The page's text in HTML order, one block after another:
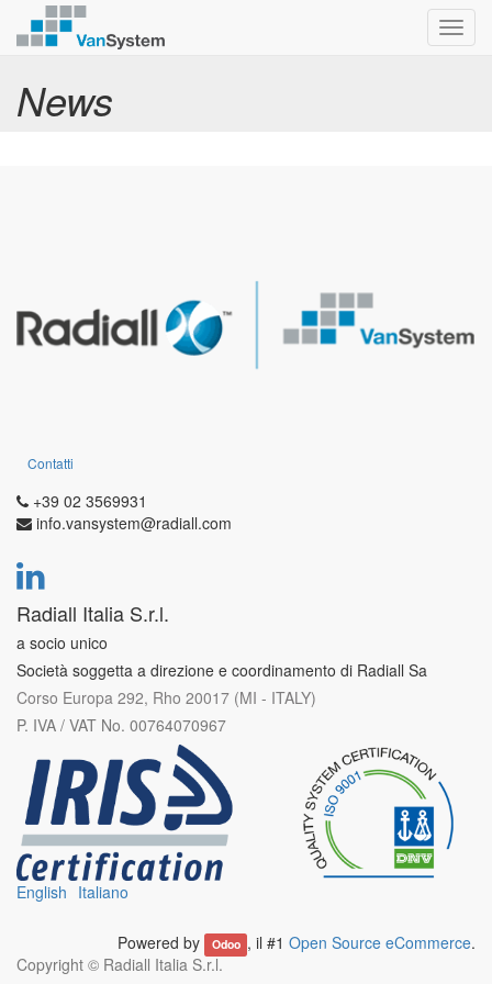
News
Contatti
+39 02 3569931
info.vansystem@radiall.com
Radiall Italia S.r.l.
a socio unico
Società soggetta a direzione e coordinamento di Radiall Sa
Corso Europa 292, Rho 20017 (MI - ITALY)
P. IVA / VAT No. 00764070967
English Italiano
Powered by Odoo , il #1 Open Source eCommerce.
Copyright © Radiall Italia S.r.l.